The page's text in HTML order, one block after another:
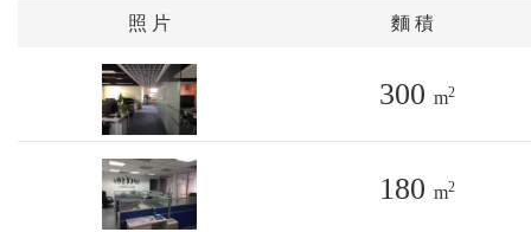
照 片 麵 積
300 m2
180 m2